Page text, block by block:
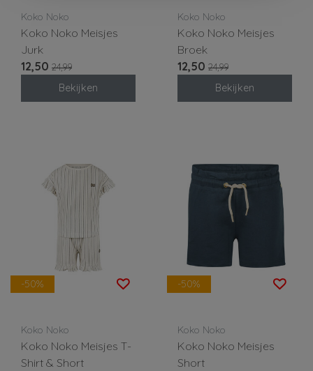
Koko Noko
Koko Noko Meisjes
Jurk
12,50 24,99
Bekijken
Koko Noko
Koko Noko Meisjes
Broek
12,50 24,99
Bekijken
-50%
Koko Noko
Koko Noko Meisjes T-
Shirt & Short
-50%
Koko Noko
Koko Noko Meisjes
Short